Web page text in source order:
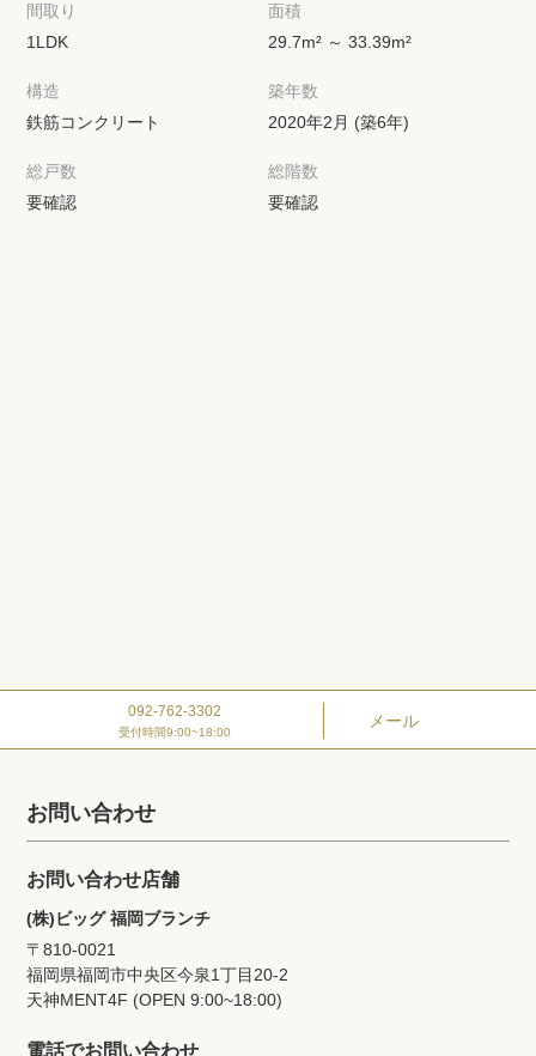
間取り
1LDK
面積
29.7m² ～ 33.39m²
構造
鉄筋コンクリート
築年数
2020年2月 (築6年)
総戸数
要確認
総階数
要確認
092-762-3302
受付時間9:00~18:00
メール
お問い合わせ
お問い合わせ店舗
(株)ビッグ 福岡ブランチ
〒810-0021
福岡県福岡市中央区今泉1丁目20‐2
天神MENT4F (OPEN 9:00~18:00)
電話でお問い合わせ